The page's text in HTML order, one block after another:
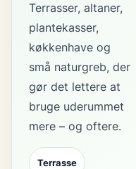
Terrasser, altaner,
plantekasser,
køkkenhave og
små naturgreb, der
gør det lettere at
bruge uderummet
mere – og oftere.
Terrasse